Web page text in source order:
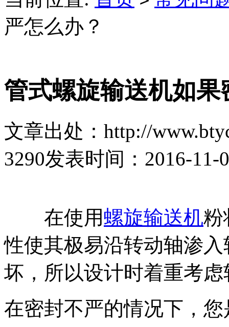
严怎么办？
管式螺旋输送机如
文章出处：http://
3290发表时间：2016-11-
在使用螺旋输送机粉
性使其极易沿转动轴渗
坏，所以设计时着重考
在密封不严的情况下，